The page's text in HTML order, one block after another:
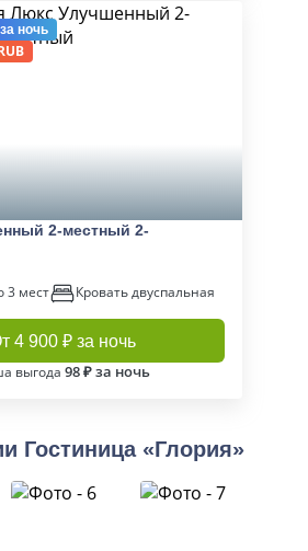
за ночь
2-местный 2-
3 мест Кровать двуспальная
4 900 ₽ за ночь
выгода 98 ₽ за ночь
Гостиница «Глория»